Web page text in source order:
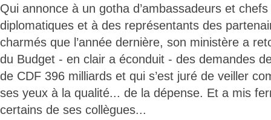
Qui annonce à un gotha d’ambassadeurs et
diplomatiques et à des représentants des
charmés que l’année dernière, son ministère a
du Budget - en clair a éconduit - des demandes
de CDF 396 milliards et qui s’est juré de veiller
ses yeux à la qualité... de la dépense. Et a mis
certains de ses collègues...